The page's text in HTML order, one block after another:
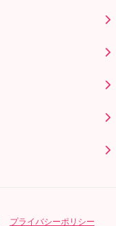
プライバシーポリシー